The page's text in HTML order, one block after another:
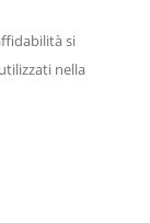
si
nella